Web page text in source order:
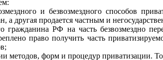
и безвозмездного способов
а другая продается частным и
гражданина РФ на часть безвозмездно
право получить часть
методов, форм и процедур прива­тизации.